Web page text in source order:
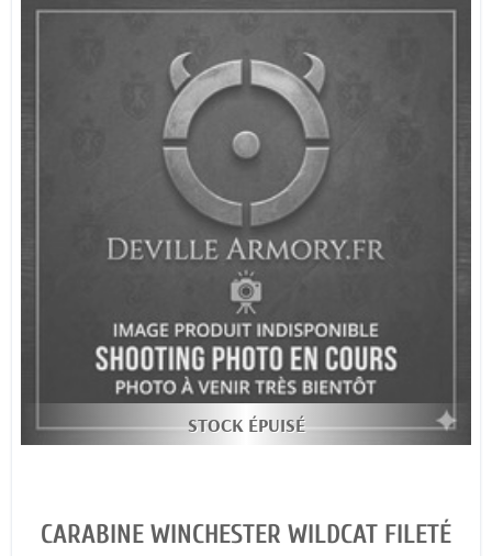
STOCK ÉPUISÉ
CARABINE WINCHESTER WILDCAT FILETÉ